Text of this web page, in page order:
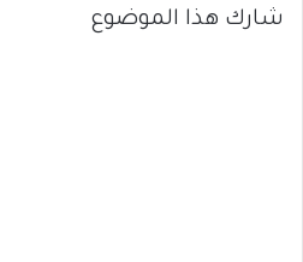
شارك هذا الموضوع